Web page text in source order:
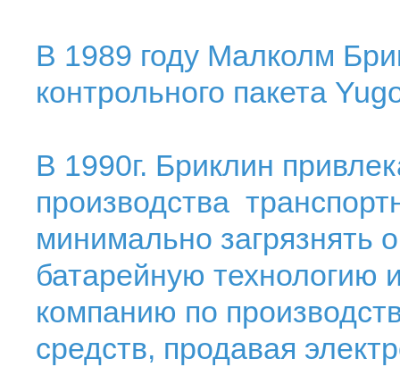
В 1989 году Малколм
контрольного пакета
В 1990г. Бриклин
производства
минимально загрязнять
батарейную технологию
компанию по
средств, продавая